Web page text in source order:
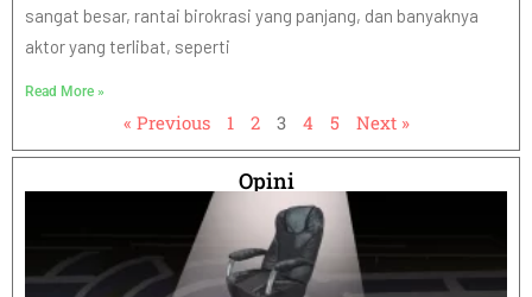
sangat besar, rantai birokrasi yang panjang, dan banyaknya
aktor yang terlibat, seperti
Read More »
« Previous 1 2 3 4 5 Next »
Opini